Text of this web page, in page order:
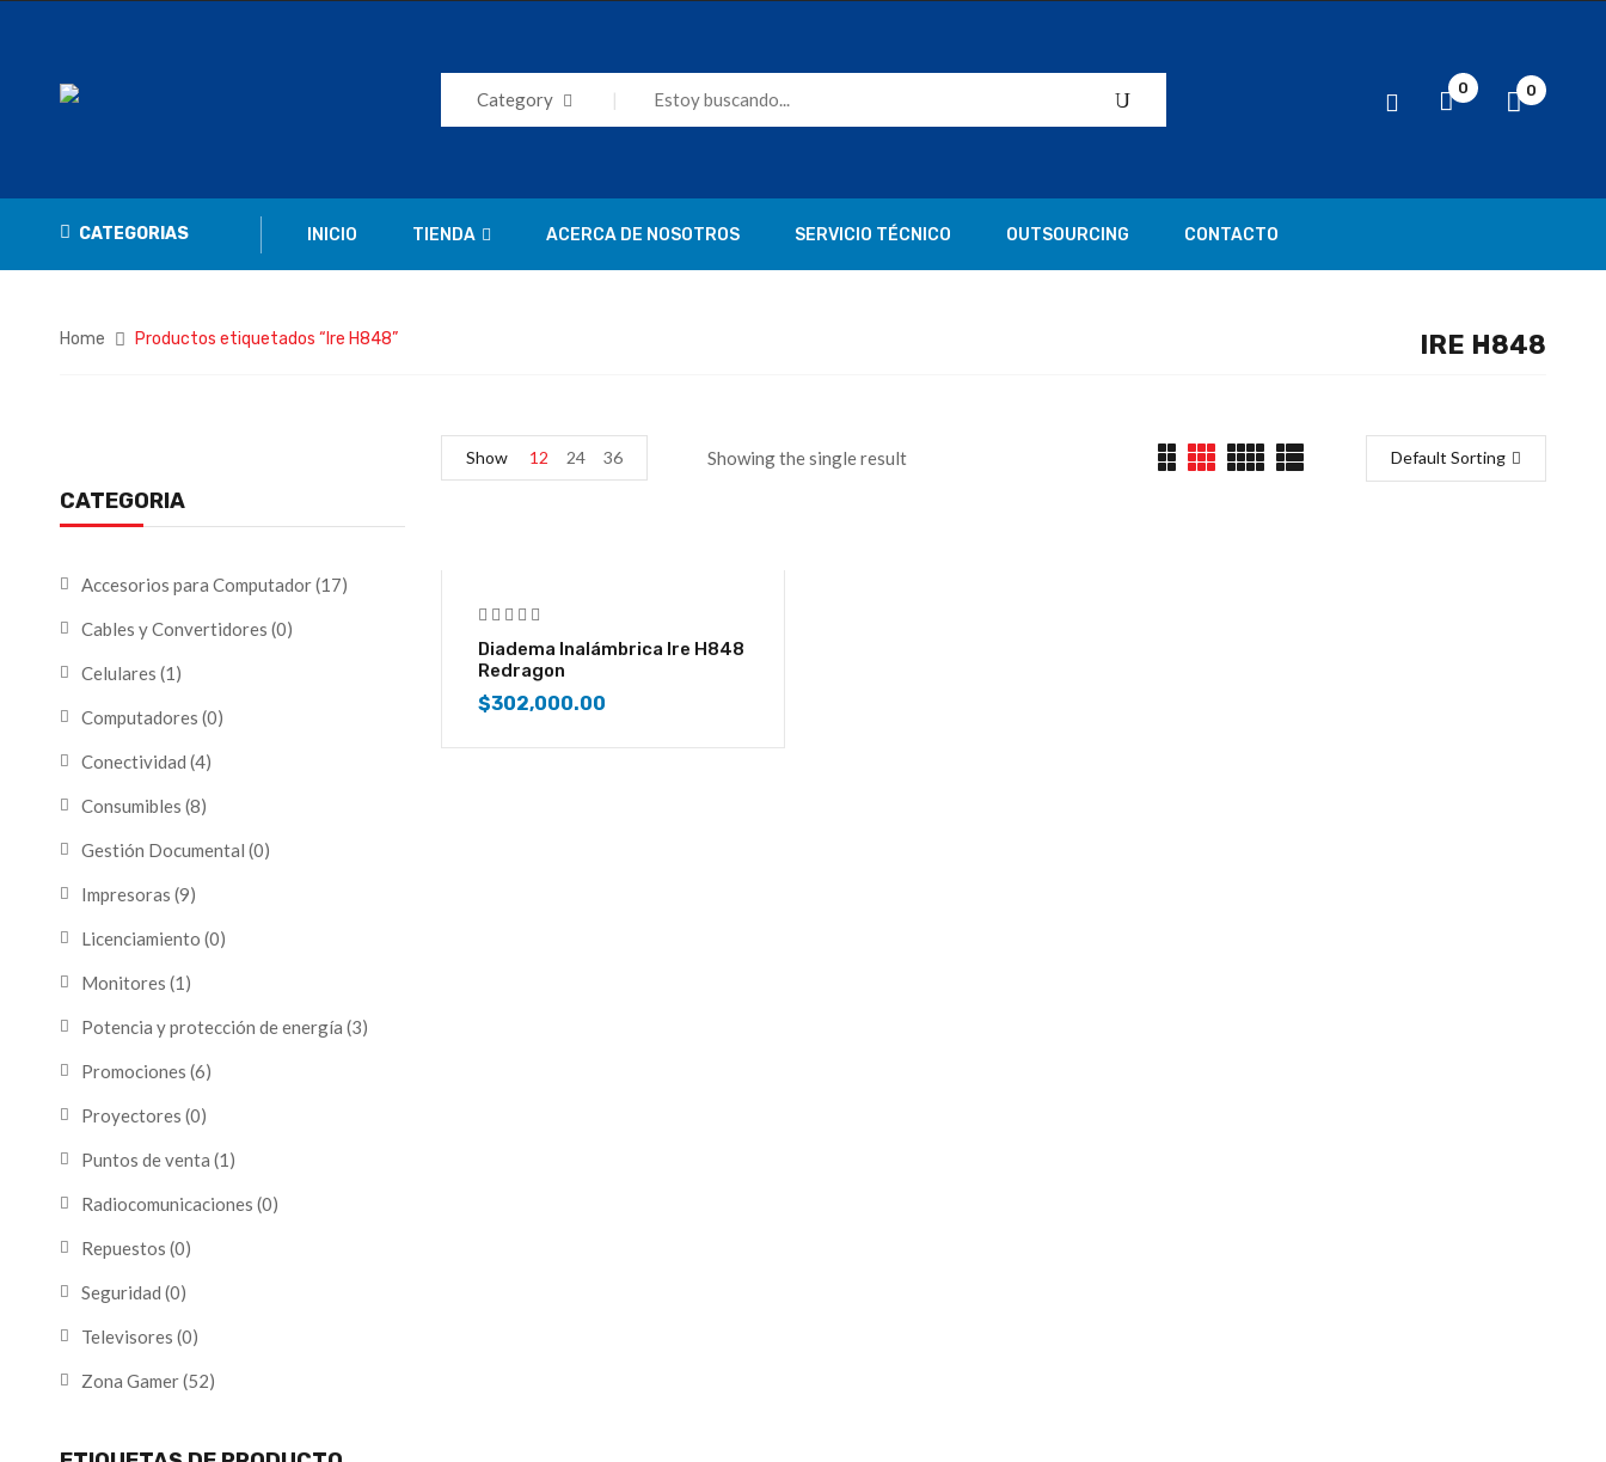
Category
0 0
CATEGORIAS INICIO TIENDA ACERCA DE NOSOTROS SERVICIO TÉCNICO OUTSOURCING CONTACTO
Home Productos etiquetados “Ire H848” IRE H848
CATEGORIA
Accesorios para Computador(17)
Cables y Convertidores (0)
Celulares (1)
Computadores (0)
Conectividad (4)
Consumibles (8)
Gestión Documental (0)
Impresoras (9)
Licenciamiento (0)
Monitores (1)
Potencia y protección de energía (3)
Promociones (6)
Proyectores (0)
Puntos de venta (1)
Radiocomunicaciones (0)
Repuestos (0)
Seguridad (0)
Televisores (0)
Zona Gamer(52)
Showing the single result Default Sorting
Show 12 24 36
Diadema Inalámbrica Ire H848
Redragon
$302,000.00